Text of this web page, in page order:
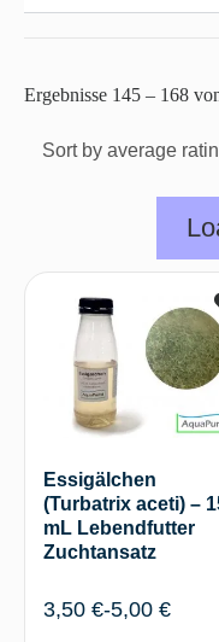
Ergebnisse 145 – 168
Sort by average
Essigälchen
(Turbatrix aceti) –
mL Lebendfutter
Zuchtansatz
3,50 €-5,00 €